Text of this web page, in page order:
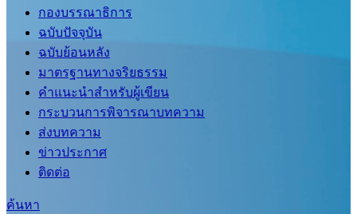
กองบรรณาธิการ
ฉบับปัจจุบัน
ฉบับย้อนหลัง
มาตรฐานทางจริยธรรม
คำแนะนำสำหรับผู้เขียน
กระบวนการพิจารณาบทความ
ส่งบทความ
ข่าวประกาศ
ติดต่อ
ค้นหา